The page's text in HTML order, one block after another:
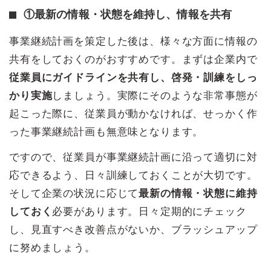
①最新の情報・状態を維持し、情報を共有
事業継続計画を策定した後は、様々な方面に情報の
共有をしておくのがおすすめです。まずは企業内で
従業員にガイドラインを共有し、啓発・訓練をしっ
かり実施しましょう。実際にそのような非常事態が
起こった際に、従業員が動かなければ、せっかく作
った事業継続計画も無意味となります。
ですので、従業員が事業継続計画に沿って適切に対
応できるよう、日々訓練しておくことが大切です。
そして企業の状況に応じて最新の情報・状態に維持
しておく 必要があります。日々定期的にチェック
し、見直すべき改善点がないか、ブラッシュアップ
に努めましょう。